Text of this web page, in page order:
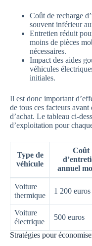
Coût de recharge
souvent inférieur
Entretien réduit
moins de pièces
nécessaires.
Impact des aides
véhicules
initiales.
Il est donc important
de tous ces facteurs
d’achat. Le tableau ci-
d’exploitation pour
Type de
véhicule
Coût
annuel
Voiture
thermique
1 200 euros
Voiture
électrique
500 euros
Stratégies pour